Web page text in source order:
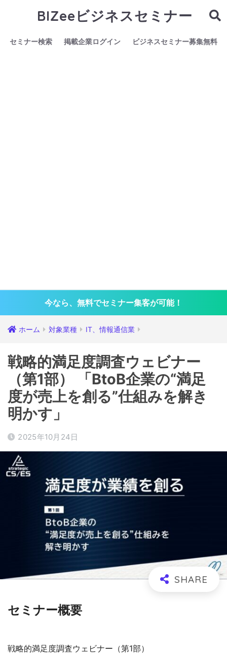
BIZeeビジネスセミナー
セミナー検索 掲載企業ログイン ビジネスセミナー募集無料
今なら、無料でセミナー集客が可能！
ホーム 対象業種 IT、情報通信業
戦略的満足度調査ウェビナー
（第1部） 「BtoB企業の“満足
度が売上を創る”仕組みを解き
明かす」
2025年10月24日
セミナー概要
戦略的満足度調査ウェビナー（第1部）